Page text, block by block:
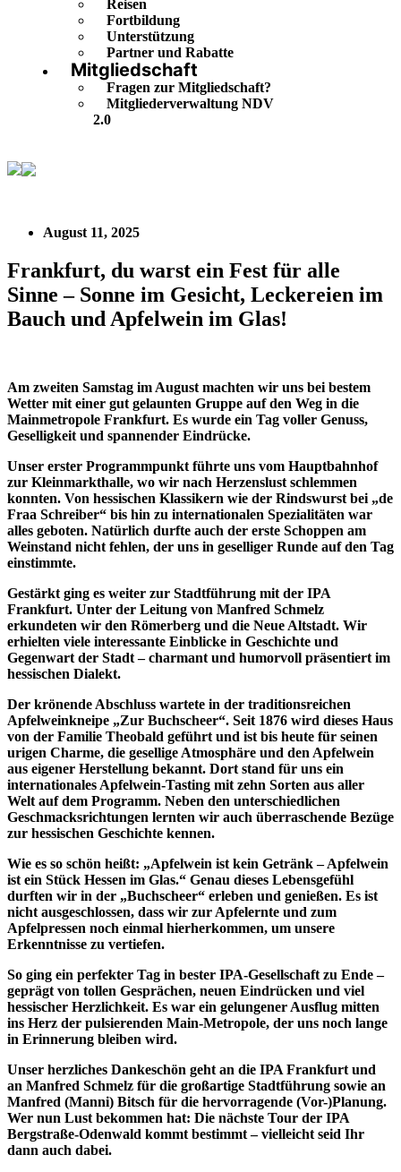
Reisen
Fortbildung
Unterstützung
Partner und Rabatte
Mitgliedschaft
Fragen zur Mitgliedschaft?
Mitgliederverwaltung NDV
2.0
August 11, 2025
Frankfurt, du warst ein Fest für alle
Sinne – Sonne im Gesicht, Leckereien im
Bauch und Apfelwein im Glas!
Am zweiten Samstag im August machten wir uns bei bestem
Wetter mit einer gut gelaunten Gruppe auf den Weg in die
Mainmetropole Frankfurt. Es wurde ein Tag voller Genuss,
Geselligkeit und spannender Eindrücke.
Unser erster Programmpunkt führte uns vom Hauptbahnhof
zur Kleinmarkthalle, wo wir nach Herzenslust schlemmen
konnten. Von hessischen Klassikern wie der Rindswurst bei „de
Fraa Schreiber“ bis hin zu internationalen Spezialitäten war
alles geboten. Natürlich durfte auch der erste Schoppen am
Weinstand nicht fehlen, der uns in geselliger Runde auf den Tag
einstimmte.
Gestärkt ging es weiter zur Stadtführung mit der IPA
Frankfurt. Unter der Leitung von Manfred Schmelz
erkundeten wir den Römerberg und die Neue Altstadt. Wir
erhielten viele interessante Einblicke in Geschichte und
Gegenwart der Stadt – charmant und humorvoll präsentiert im
hessischen Dialekt.
Der krönende Abschluss wartete in der traditionsreichen
Apfelweinkneipe „Zur Buchscheer“. Seit 1876 wird dieses Haus
von der Familie Theobald geführt und ist bis heute für seinen
urigen Charme, die gesellige Atmosphäre und den Apfelwein
aus eigener Herstellung bekannt. Dort stand für uns ein
internationales Apfelwein-Tasting mit zehn Sorten aus aller
Welt auf dem Programm. Neben den unterschiedlichen
Geschmacksrichtungen lernten wir auch überraschende Bezüge
zur hessischen Geschichte kennen.
Wie es so schön heißt: „Apfelwein ist kein Getränk – Apfelwein
ist ein Stück Hessen im Glas.“ Genau dieses Lebensgefühl
durften wir in der „Buchscheer“ erleben und genießen. Es ist
nicht ausgeschlossen, dass wir zur Apfelernte und zum
Apfelpressen noch einmal hierherkommen, um unsere
Erkenntnisse zu vertiefen.
So ging ein perfekter Tag in bester IPA-Gesellschaft zu Ende –
geprägt von tollen Gesprächen, neuen Eindrücken und viel
hessischer Herzlichkeit. Es war ein gelungener Ausflug mitten
ins Herz der pulsierenden Main-Metropole, der uns noch lange
in Erinnerung bleiben wird.
Unser herzliches Dankeschön geht an die IPA Frankfurt und
an Manfred Schmelz für die großartige Stadtführung sowie an
Manfred (Manni) Bitsch für die hervorragende (Vor-)Planung.
Wer nun Lust bekommen hat: Die nächste Tour der IPA
Bergstraße-Odenwald kommt bestimmt – vielleicht seid Ihr
dann auch dabei.